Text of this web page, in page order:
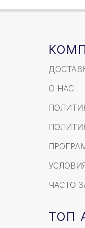
О НАС
ЧАСТО
ТОП